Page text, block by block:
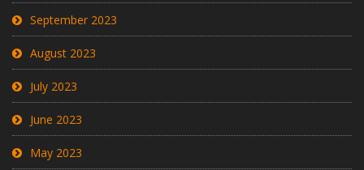
September 2023
August 2023
July 2023
June 2023
May 2023